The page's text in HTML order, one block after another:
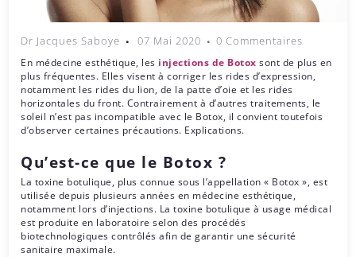
Dr Jacques Saboye 07 Mai 2020 0 Commentaires
En médecine esthétique, les injections de Botox sont de plus en
plus fréquentes. Elles visent à corriger les rides d’expression,
notamment les rides du lion, de la patte d’oie et les rides
horizontales du front. Contrairement à d’autres traitements, le
soleil n’est pas incompatible avec le Botox, il convient toutefois
d’observer certaines précautions. Explications.
Qu’est-ce que le Botox ?
La toxine botulique, plus connue sous l’appellation « Botox », est
utilisée depuis plusieurs années en médecine esthétique,
notamment lors d’injections. La toxine botulique à usage médical
est produite en laboratoire selon des procédés
biotechnologiques contrôlés afin de garantir une sécurité
sanitaire maximale.